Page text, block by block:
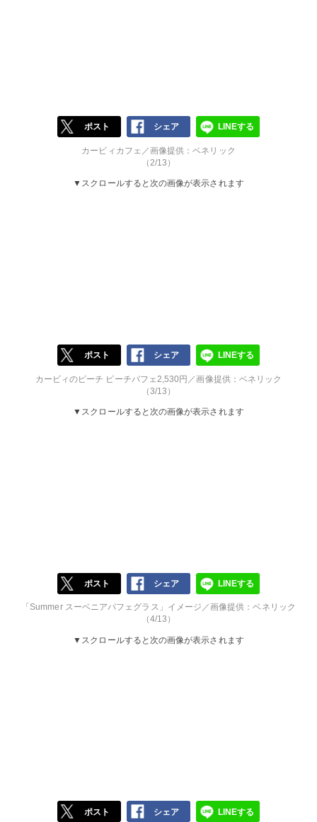
ポスト シェア LINEする
カービィカフェ／画像提供：ベネリック
（2/13）
▼スクロールすると次の画像が表示されます
ポスト シェア LINEする
カービィのピーチ ピーチパフェ2,530円／画像提供：ベネリック
（3/13）
▼スクロールすると次の画像が表示されます
ポスト シェア LINEする
「Summer スーベニアパフェグラス」イメージ／画像提供：ベネリック
（4/13）
▼スクロールすると次の画像が表示されます
ポスト シェア LINEする